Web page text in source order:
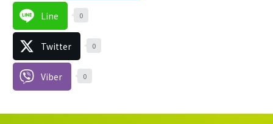
Line 0
Twitter 0
Viber 0